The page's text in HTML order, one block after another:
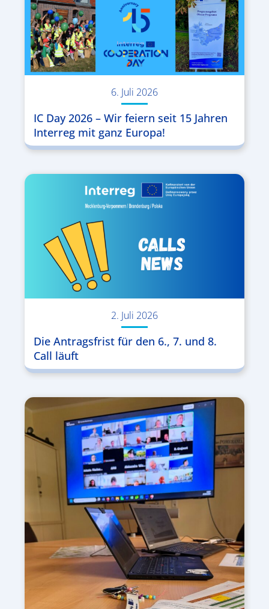
6. Juli 2026
IC Day 2026 – Wir feiern seit 15 Jahren
Interreg mit ganz Europa!
2. Juli 2026
Die Antragsfrist für den 6., 7. und 8.
Call läuft